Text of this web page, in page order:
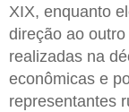
XIX, enquanto
direção ao
realizadas na
econômicas e
representantes